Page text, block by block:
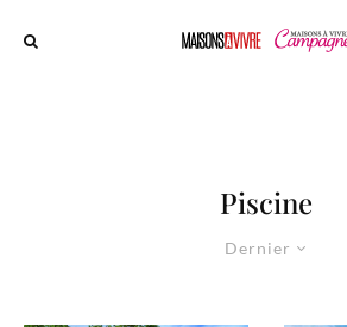
Piscine
Dernier